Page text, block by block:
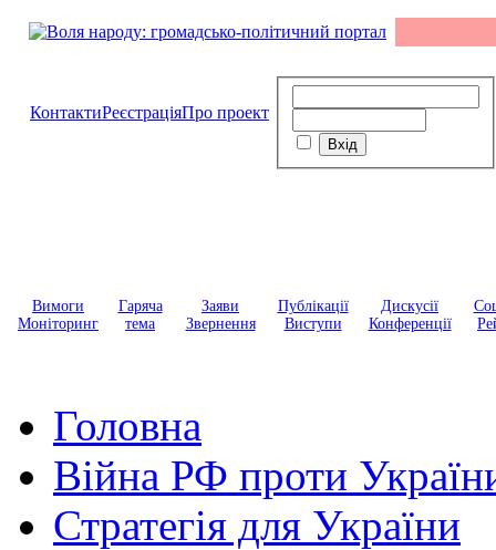
КонтактиРеєстраціяПро проект
Вимоги
Моніторинг
Гаряча
тема
Заяви
Звернення
Публікації
Виступи
Дискусії
Конференції
Головна
Війна РФ проти
Стратегія для України